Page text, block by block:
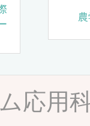
応用